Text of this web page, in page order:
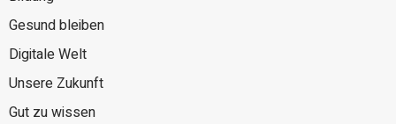
Gesund bleiben
Digitale Welt
Unsere Zukunft
Gut zu wissen